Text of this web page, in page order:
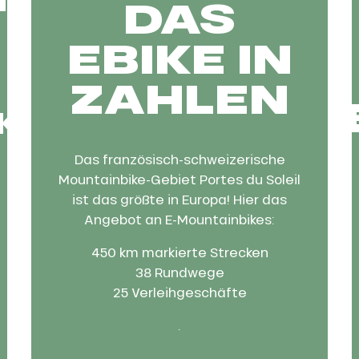
DAS
EBIKE IN
ZAHLEN
Das französisch-schweizerische
Mountainbike-Gebiet Portes du Soleil
ist das größte in Europa! Hier das
Angebot an E-Mountainbikes:
450 km markierte Strecken
38 Rundwege
25 Verleihgeschäfte